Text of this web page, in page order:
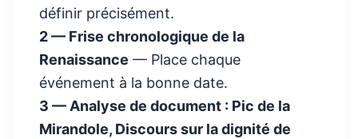
définir précisément.
2 — Frise chronologique de la
Renaissance — Place chaque
événement à la bonne date.
3 — Analyse de document : Pic de la
Mirandole, Discours sur la dignité de